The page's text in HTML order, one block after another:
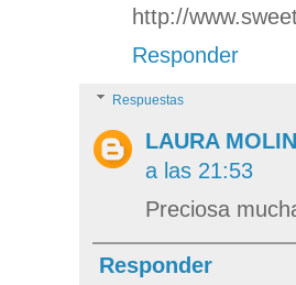
http://
Responder
Respuestas
LAURA
a las 21:53
Preciosa
Responder